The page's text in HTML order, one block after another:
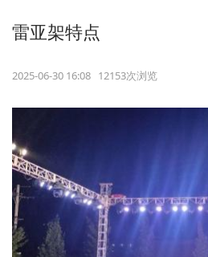
雷亚架特点
2025-06-30 16:08 12153次浏览